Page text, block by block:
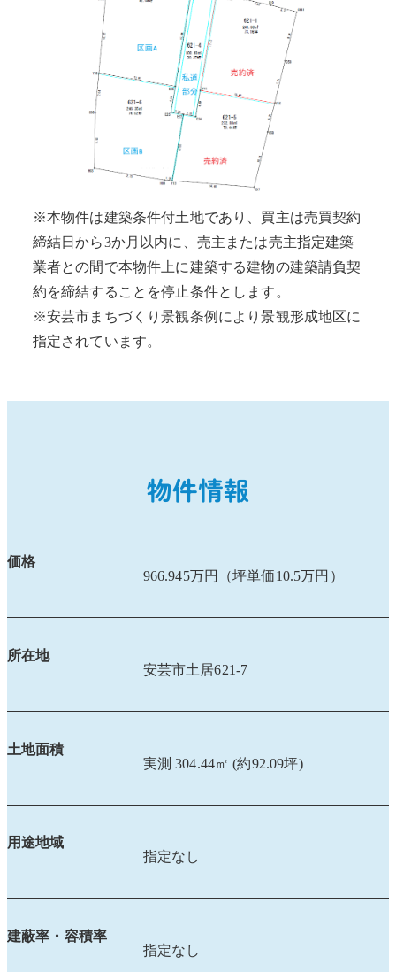
※本物件は建築条件付土地であり、買主は売買契約
締結日から3か月以内に、売主または売主指定建築
業者との間で本物件上に建築する建物の建築請負契
約を締結することを停止条件とします。
※安芸市まちづくり景観条例により景観形成地区に
指定されています。
物件情報
価格
966.945万円（坪単価10.5万円）
所在地
安芸市土居621-7
土地面積
実測 304.44㎡ (約92.09坪)
用途地域
指定なし
建蔽率・容積率
指定なし